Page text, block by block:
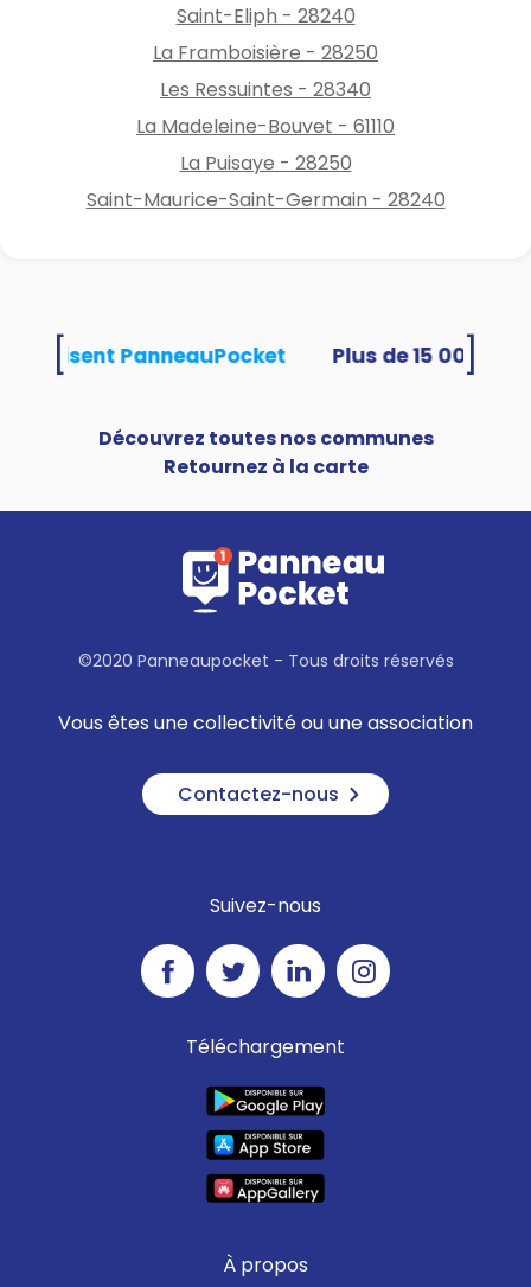
Saint-Eliph - 28240
La Framboisière - 28250
Les Ressuintes - 28340
La Madeleine-Bouvet - 61110
La Puisaye - 28250
Saint-Maurice-Saint-Germain - 28240
utilisent PanneauPocket
Découvrez toutes nos communes
Retournez à la carte
©2020 Panneaupocket - Tous droits réservés
Vous êtes une collectivité ou une association
Contactez-nous
Suivez-nous
Téléchargement
À propos